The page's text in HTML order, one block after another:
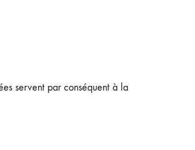
servent par conséquent à la